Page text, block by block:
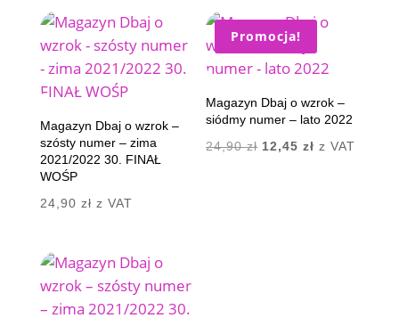
Magazyn Dbaj o wzrok –
szósty numer – zima
2021/2022 30. FINAŁ
WOŚP
24,90 zł z VAT
Promocja!
Magazyn Dbaj o wzrok –
siódmy numer – lato 2022
24,90zł Pierwotna
12,45zł Aktualna
z VAT